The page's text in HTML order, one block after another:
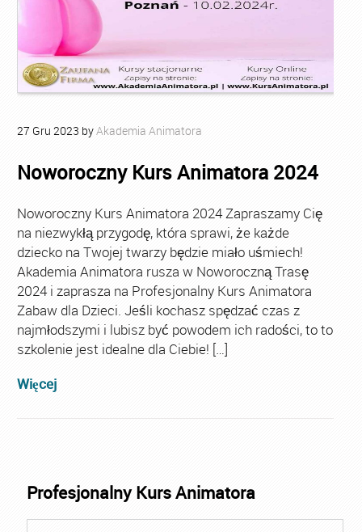
27 Gru 2023 byAkademia Animatora
Noworoczny Kurs Animatora 2024
Noworoczny Kurs Animatora 2024 Zapraszamy Cię
na niezwykłą przygodę, która sprawi, że każde
dziecko na Twojej twarzy będzie miało uśmiech!
Akademia Animatora rusza w Noworoczną Trasę
2024 i zaprasza na Profesjonalny Kurs Animatora
Zabaw dla Dzieci. Jeśli kochasz spędzać czas z
najmłodszymi i lubisz być powodem ich radości, to to
szkolenie jest idealne dla Ciebie! […]
Więcej
Profesjonalny Kurs Animatora